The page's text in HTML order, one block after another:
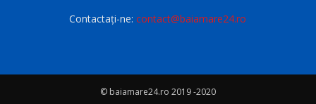
Contactați-ne:contact@baiamare24.ro
© baiamare24.ro 2019 -2020